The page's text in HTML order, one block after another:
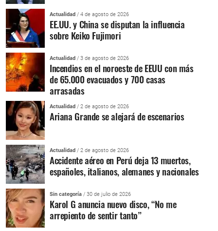
Actualidad / 4 de agosto de 2026
EE.UU. y China se disputan la influencia
sobre Keiko Fujimori
Actualidad / 3 de agosto de 2026
Incendios en el noroeste de EEUU con más
de 65.000 evacuados y 700 casas
arrasadas
Actualidad / 2 de agosto de 2026
Ariana Grande se alejará de escenarios
Actualidad / 2 de agosto de 2026
Accidente aéreo en Perú deja 13 muertos,
españoles, italianos, alemanes y nacionales
Sin categoría / 30 de julio de 2026
Karol G anuncia nuevo disco, “No me
arrepiento de sentir tanto”